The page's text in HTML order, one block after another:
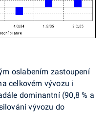
oslabením zastoupení
celkovém vývozu i
dominantní (90,8 % a
vývozu do